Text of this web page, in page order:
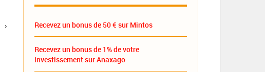
›
Recevez un bonus de 50 € sur Mintos
Recevez un bonus de 1% de votre
investissement sur Anaxago